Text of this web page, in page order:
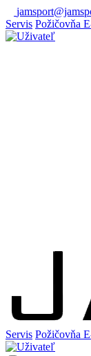
Servis Požičovňa
Servis Požičovňa